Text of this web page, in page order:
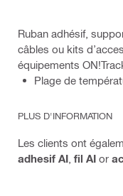
Ruban adhésif,
câbles ou kits
équipements
Plage de
PLUS D'INFORMATION
Les clients ont
adhesif AI fil AI or